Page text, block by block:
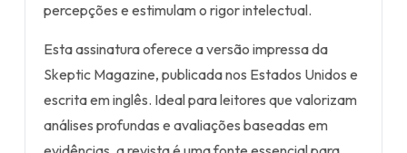
percepções e estimulam o rigor intelectual.
Esta assinatura oferece a versão impressa da
Skeptic Magazine, publicada nos Estados Unidos e
escrita em inglês. Ideal para leitores que valorizam
análises profundas e avaliações baseadas em